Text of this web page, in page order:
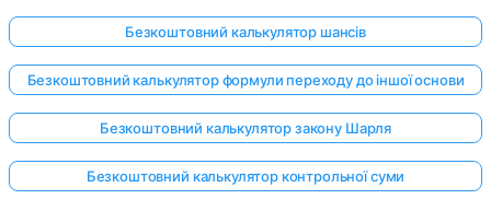
Безкоштовний калькулятор шансів
Безкоштовний калькулятор формули переходу до іншої основи
Безкоштовний калькулятор закону Шарля
Безкоштовний калькулятор контрольної суми